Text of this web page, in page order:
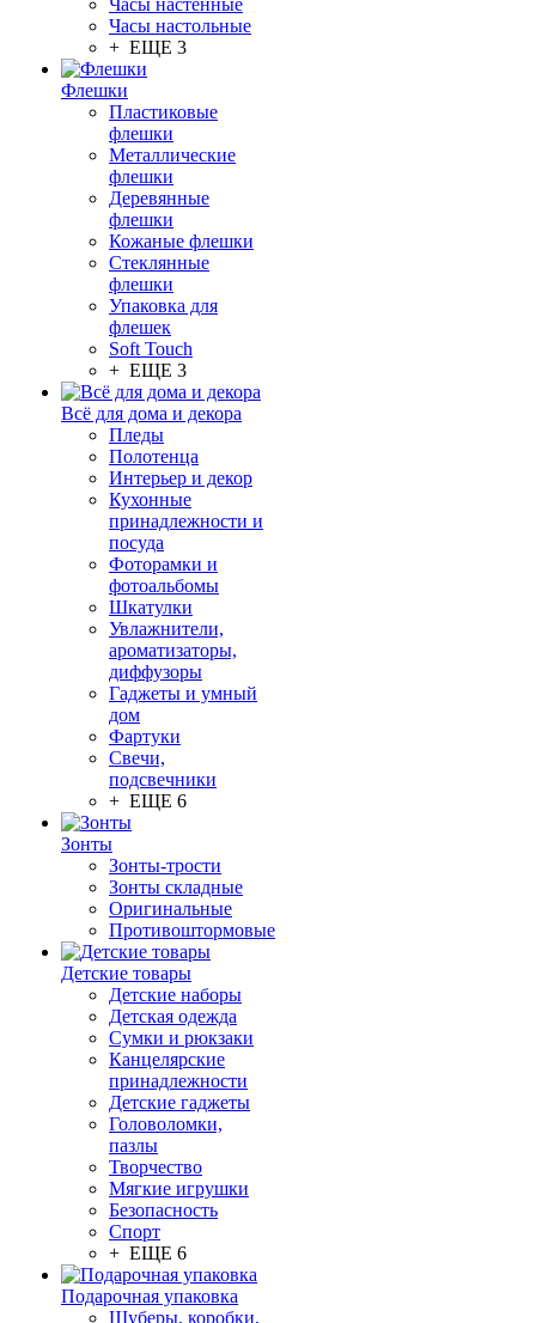
Часы настенные
Часы настольные
+ ЕЩЕ 3
Флешки
Пластиковые
флешки
Металлические
флешки
Деревянные
флешки
Кожаные флешки
Стеклянные
флешки
Упаковка для
флешек
Soft Touch
+ ЕЩЕ 3
Всё для дома и декора
Пледы
Полотенца
Интерьер и декор
Кухонные
принадлежности и
посуда
Фоторамки и
фотоальбомы
Шкатулки
Увлажнители,
ароматизаторы,
диффузоры
Гаджеты и умный
дом
Фартуки
Свечи,
подсвечники
+ ЕЩЕ 6
Зонты
Зонты-трости
Зонты складные
Оригинальные
Противоштормовые
Детские товары
Детские наборы
Детская одежда
Сумки и рюкзаки
Канцелярские
принадлежности
Детские гаджеты
Головоломки,
пазлы
Творчество
Мягкие игрушки
Безопасность
Спорт
+ ЕЩЕ 6
Подарочная упаковка
Шуберы, коробки,